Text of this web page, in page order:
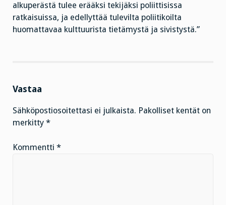
alkuperästä tulee erääksi tekijäksi poliittisissa
ratkaisuissa, ja edellyttää tulevilta poliitikoilta
huomattavaa kulttuurista tietämystä ja sivistystä.”
Vastaa
Sähköpostiosoitettasi ei julkaista. Pakolliset kentät on
merkitty *
Kommentti *